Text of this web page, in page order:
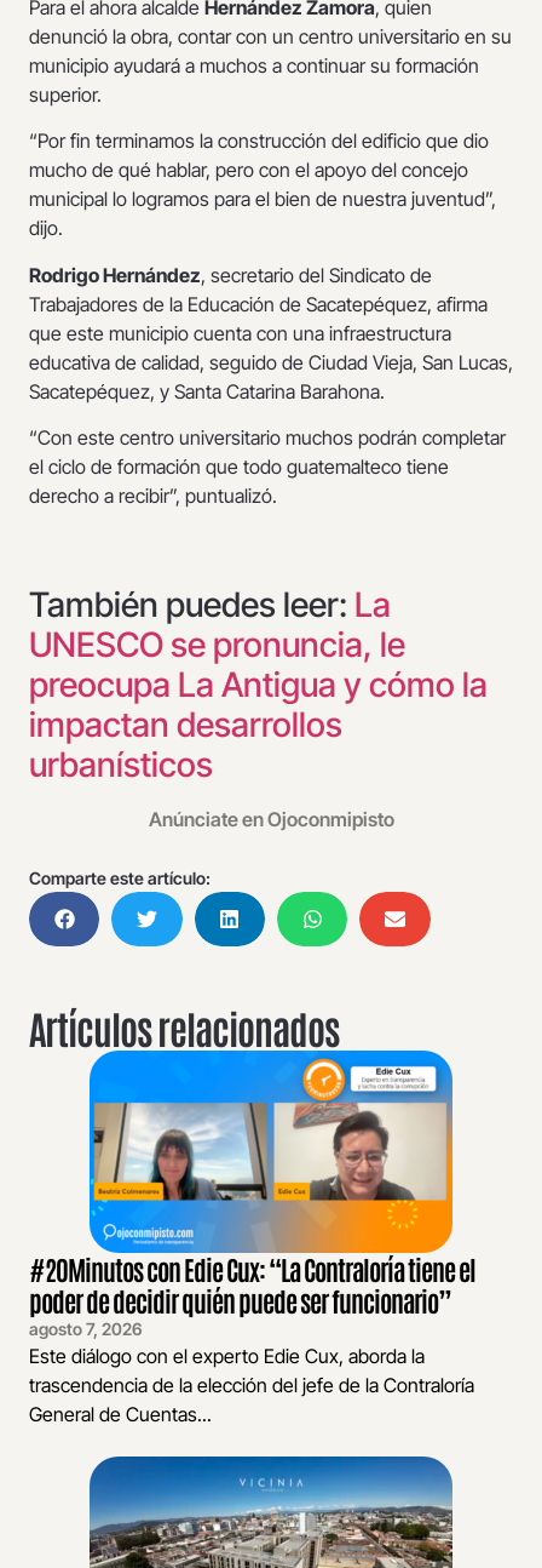
Para el ahora alcalde Hernández Zamora, quien
denunció la obra, contar con un centro universitario en su
municipio ayudará a muchos a continuar su formación
superior.
“Por fin terminamos la construcción del edificio que dio
mucho de qué hablar, pero con el apoyo del concejo
municipal lo logramos para el bien de nuestra juventud”,
dijo.
Rodrigo Hernández, secretario del Sindicato de
Trabajadores de la Educación de Sacatepéquez, afirma
que este municipio cuenta con una infraestructura
educativa de calidad, seguido de Ciudad Vieja, San Lucas,
Sacatepéquez, y Santa Catarina Barahona.
“Con este centro universitario muchos podrán completar
el ciclo de formación que todo guatemalteco tiene
derecho a recibir”, puntualizó.
También puedes leer: La
UNESCO se pronuncia, le
preocupa La Antigua y cómo la
impactan desarrollos
urbanísticos
Anúnciate en Ojoconmipisto
Comparte este artículo:
Artículos relacionados
#20Minutos con Edie Cux: “La Contraloría tiene el
poder de decidir quién puede ser funcionario”
agosto 7, 2026
Este diálogo con el experto Edie Cux, aborda la
trascendencia de la elección del jefe de la Contraloría
General de Cuentas...